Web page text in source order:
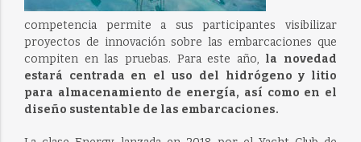
competencia permite a sus participantesvisibilizar
proyectos de innovación sobre las embarcaciones que
compiten en las pruebas. Para este año, la novedad
estará centrada en el uso del hidrógeno y litio
para almacenamiento de energía, así como en el
diseño sustentable de las embarcaciones.